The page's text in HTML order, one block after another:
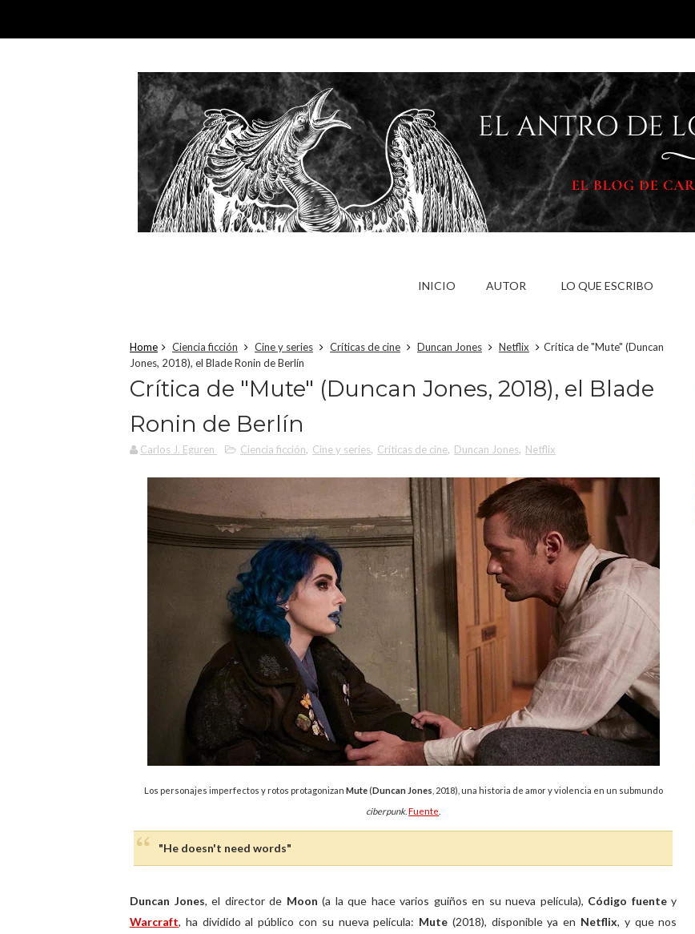
INICIO AUTOR LO QUE ESCRIBO
Home Ciencia ficción Cine y series Críticas de cine Duncan Jones Netflix
Crítica de "Mute" (Duncan
Jones, 2018), el Blade Ronin de Berlín
Crítica de "Mute" (Duncan Jones, 2018), el Blade
Ronin de Berlín
Carlos J. Eguren Ciencia ficción, Cine y series, Críticas de cine, Duncan Jones, Netflix
Los personajes imperfectos y rotos protagonizan Mute (Duncan Jones , 2018), una historia de amor y violencia en un submundo
ciberpunk.Fuente
"He doesn't need words"
Duncan Jones, el director de Moon(a la que hace varios guiños en su nueva película), Código fuentey
Warcraft, ha dividido al público con su nueva película: Mute (2018), disponible ya en Netflix, y que nos